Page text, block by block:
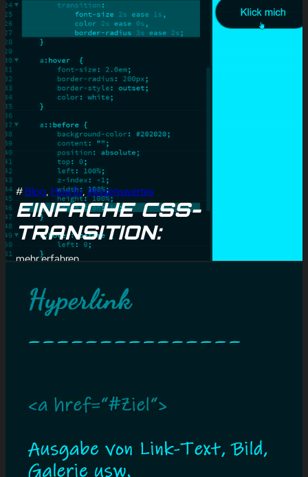
# Blog, HowTo, Wissenswertes
EINFACHE CSS-
TRANSITION:
mehr erfahren